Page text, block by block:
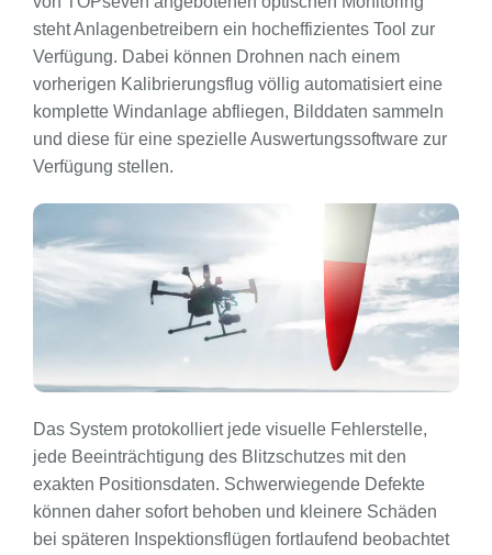
steht Anlagenbetreibern ein hocheffizientes Tool zur
Verfügung. Dabei können Drohnen nach einem
vorherigen Kalibrierungsflug völlig automatisiert eine
komplette Windanlage abfliegen, Bilddaten sammeln
und diese für eine spezielle Auswertungssoftware zur
Verfügung stellen.
Das System protokolliert jede visuelle Fehlerstelle,
jede Beeinträchtigung des Blitzschutzes mit den
exakten Positionsdaten. Schwerwiegende Defekte
können daher sofort behoben und kleinere Schäden
bei späteren Inspektionsflügen fortlaufend beobachtet